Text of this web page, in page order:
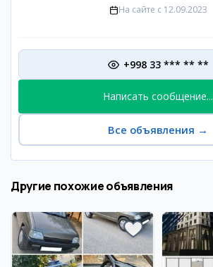
На сайте с 12.09.2023
+998 33 *** ** **
Написать сообщение...
Все объявления →
Другие похожие объявления